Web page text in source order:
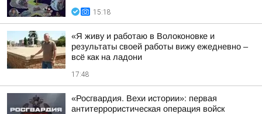
15:18
«Я живу и работаю в Волоконовке и
результаты своей работы вижу ежедневно –
всё как на ладони
17:48
«Росгвардия. Вехи истории»: первая
антитеррористическая операция войск